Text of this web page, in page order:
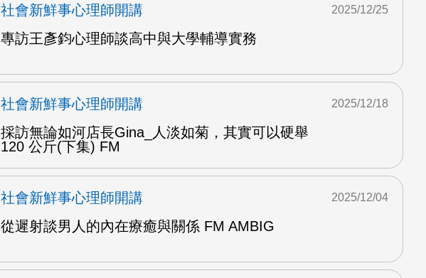
社會新鮮事心理師開講
專訪王彥鈞心理師談高中與大學輔導實務
2025/12/25
社會新鮮事心理師開講
採訪無論如河店長Gina_人淡如菊，其實可以硬舉
120 公斤(下集) FM
2025/12/18
社會新鮮事心理師開講
從遲射談男人的內在療癒與關係 FM AMBIG
2025/12/04